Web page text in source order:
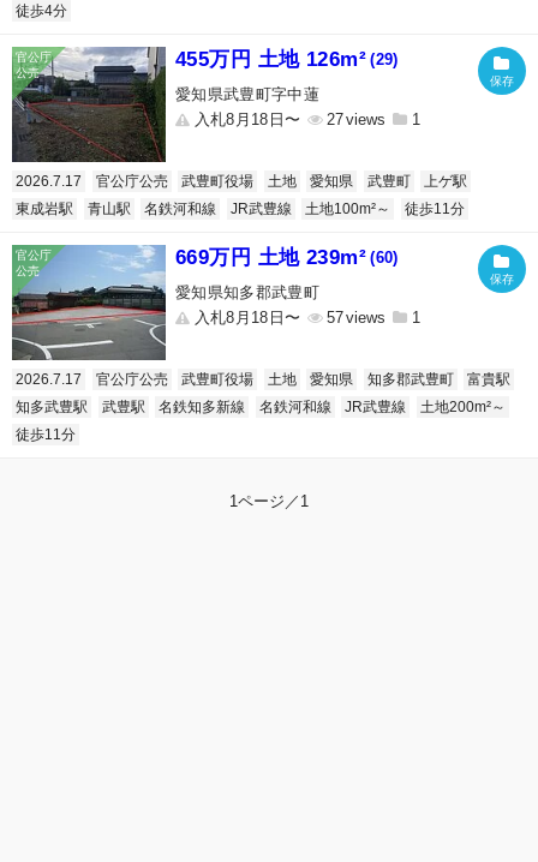
徒歩4分
455万円 土地 126m² (29)
愛知県武豊町字中蓮
入札8月18日〜
27 1
2026.7.17 官公庁公売 武豊町役場 土地 愛知県 武豊町
上ゲ駅
東成岩駅
青山駅 名鉄河和線 JR武豊線 土地100m²～ 徒歩11分
669万円 土地 239m² (60)
愛知県知多郡武豊町
入札8月18日〜
57 1
2026.7.17 官公庁公売 武豊町役場 土地 愛知県 知多郡武豊町
富貴駅
知多武豊駅
武豊駅 名鉄知多新線 名鉄河和線 JR武豊線
土地200m²～
徒歩11分
1ページ／1